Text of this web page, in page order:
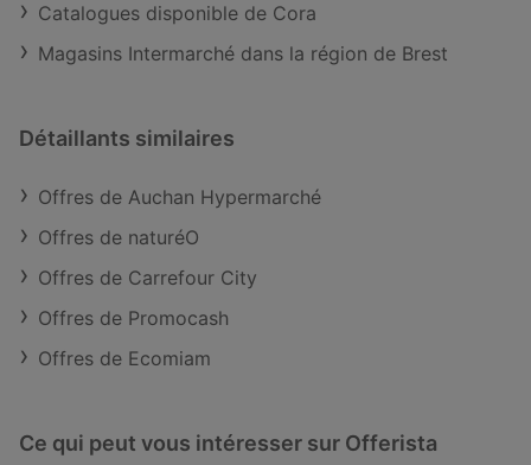
Catalogues disponible de Cora
Magasins Intermarché dans la région de Brest
Détaillants similaires
Offres de Auchan Hypermarché
Offres de naturéO
Offres de Carrefour City
Offres de Promocash
Offres de Ecomiam
Ce qui peut vous intéresser sur Offerista